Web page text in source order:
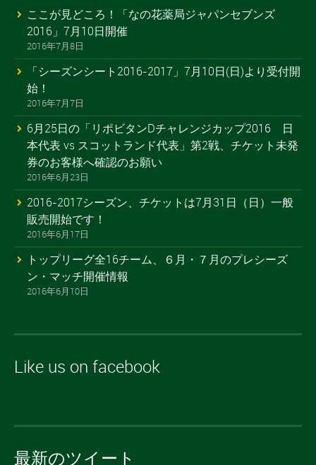
ここが見どころ！「なの花薬局ジャパンセブンズ
2016」7月10日開催
2016年7月8日
「シーズンシート2016-2017」7月10日(日)より受付開
始！
2016年7月7日
6月25日の「リポビタンDチャレンジカップ2016 日
本代表 vs スコットランド代表」第2戦、チケット未発
券のお客様へ確認のお願い
2016年6月23日
2016-2017シーズン、チケットは7月31日（日）一般
販売開始です！
2016年6月17日
トップリーグ全16チーム、６月・７月のプレシーズ
ン・マッチ開催情報
2016年6月10日
Like us on facebook
最新のツイート